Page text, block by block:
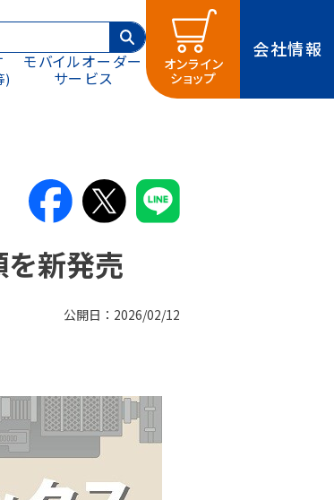
)
モバイルオーダー
サービス
オンライン
ショップ
会社情報
えたサイトです。
新発売
公開日：2026/02/12